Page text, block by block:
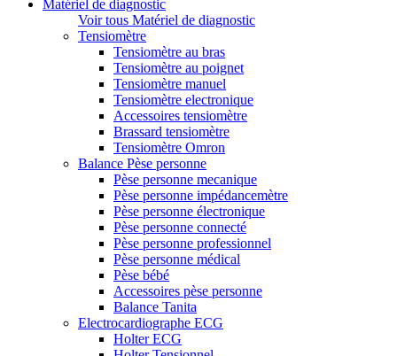
Matériel de diagnostic
Voir tous Matériel de diagnostic
Tensiomètre
Tensiomètre au bras
Tensiomètre au poignet
Tensiomètre manuel
Tensiomètre electronique
Accessoires tensiomètre
Brassard tensiomètre
Tensiomètre Omron
Balance Pèse personne
Pèse personne mecanique
Pèse personne impédancemètre
Pèse personne électronique
Pèse personne connecté
Pèse personne professionnel
Pèse personne médical
Pèse bébé
Accessoires pèse personne
Balance Tanita
Electrocardiographe ECG
Holter ECG